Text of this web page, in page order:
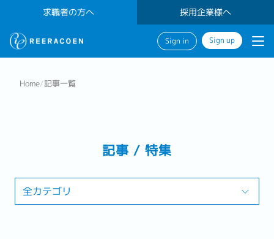
求職者の方へ 採用企業様へ
Sign in Sign up
Home/記事一覧
記事 / 特集
全カテゴリ